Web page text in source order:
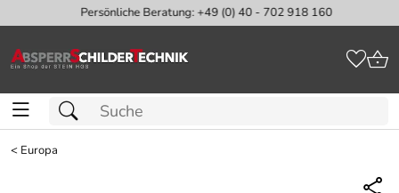
Persönliche Beratung: +49 (0) 40 - 702 918 160
< Europa